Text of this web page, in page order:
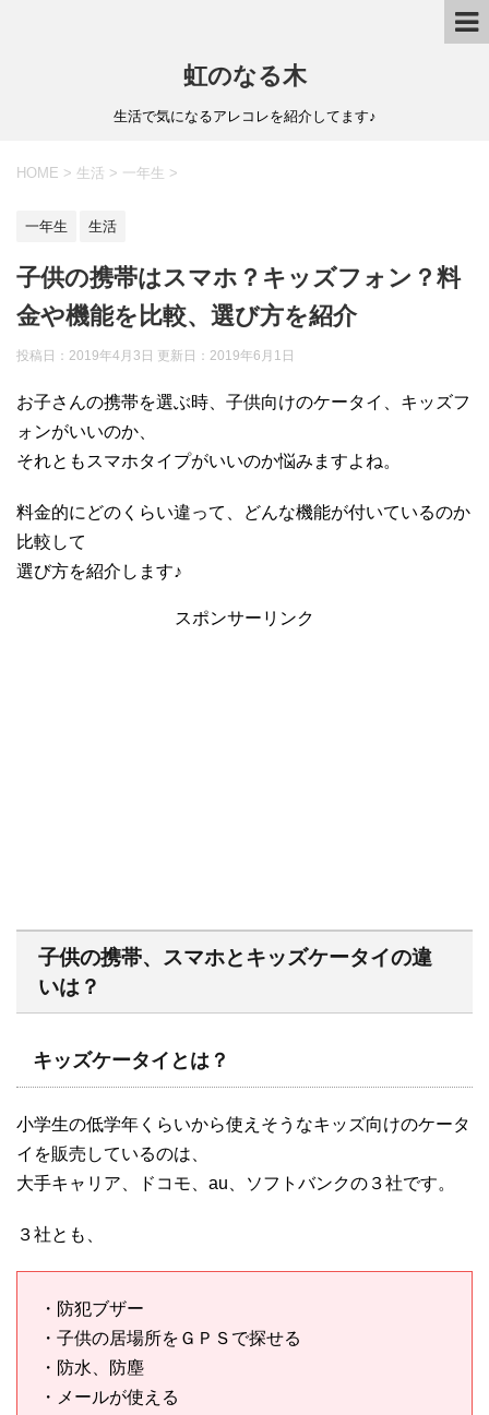
虹のなる木
生活で気になるアレコレを紹介してます♪
HOME > 生活 > 一年生 >
一年生 生活
子供の携帯はスマホ？キッズフォン？料
金や機能を比較、選び方を紹介
投稿日：2019年4月3日 更新日： 2019年6月1日
お子さんの携帯を選ぶ時、子供向けのケータイ、キッズフ
ォンがいいのか、
それともスマホタイプがいいのか悩みますよね。
料金的にどのくらい違って、どんな機能が付いているのか
比較して
選び方を紹介します♪
スポンサーリンク
子供の携帯、スマホとキッズケータイの違
いは？
キッズケータイとは？
小学生の低学年くらいから使えそうなキッズ向けのケータ
イを販売しているのは、
大手キャリア、ドコモ、au、ソフトバンクの３社です。
３社とも、
・防犯ブザー
・子供の居場所をＧＰＳで探せる
・防水、防塵
・メールが使える